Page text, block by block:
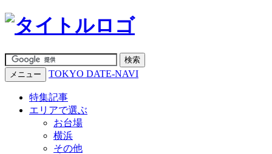
メニュー TOKYO DATE-NAVI
特集記事
エリアで選ぶ
お台場
横浜
その他